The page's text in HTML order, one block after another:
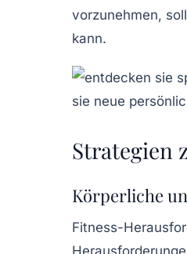
vorzunehmen,
kann.
Strategien
Körperliche
Fitness-